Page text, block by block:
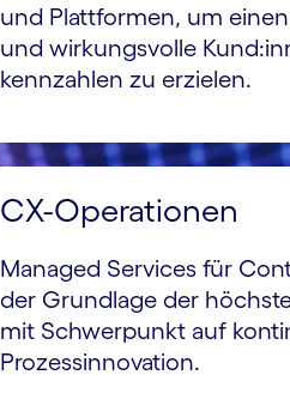
und Plattformen, um
und wirkungs­volle
kenn­zahlen zu erzielen.
CX-Operationen
Managed Services für
der Grundlage der
mit Schwer­punkt auf
Prozess­innovation.